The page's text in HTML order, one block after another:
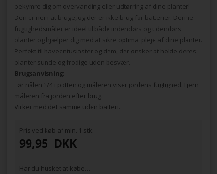
bekymre dig om overvanding eller udtørring af dine planter!
Den er nem at bruge, og der er ikke brug for batterier. Denne
fugtighedsmåler er ideel til både indendørs og udendørs
planter og hjælper dig med at sikre optimal pleje af dine planter.
Perfekt til haveentusiaster og dem, der ønsker at holde deres
planter sunde og frodige uden besvær.
Brugsanvisning:
Før nålen 3/4 i potten og måleren viser jordens fugtighed. Fjern
måleren fra jorden efter brug.
Virker med det samme uden batteri.
Pris ved køb af min. 1 stk.
99,95 DKK
Har du husket at købe…